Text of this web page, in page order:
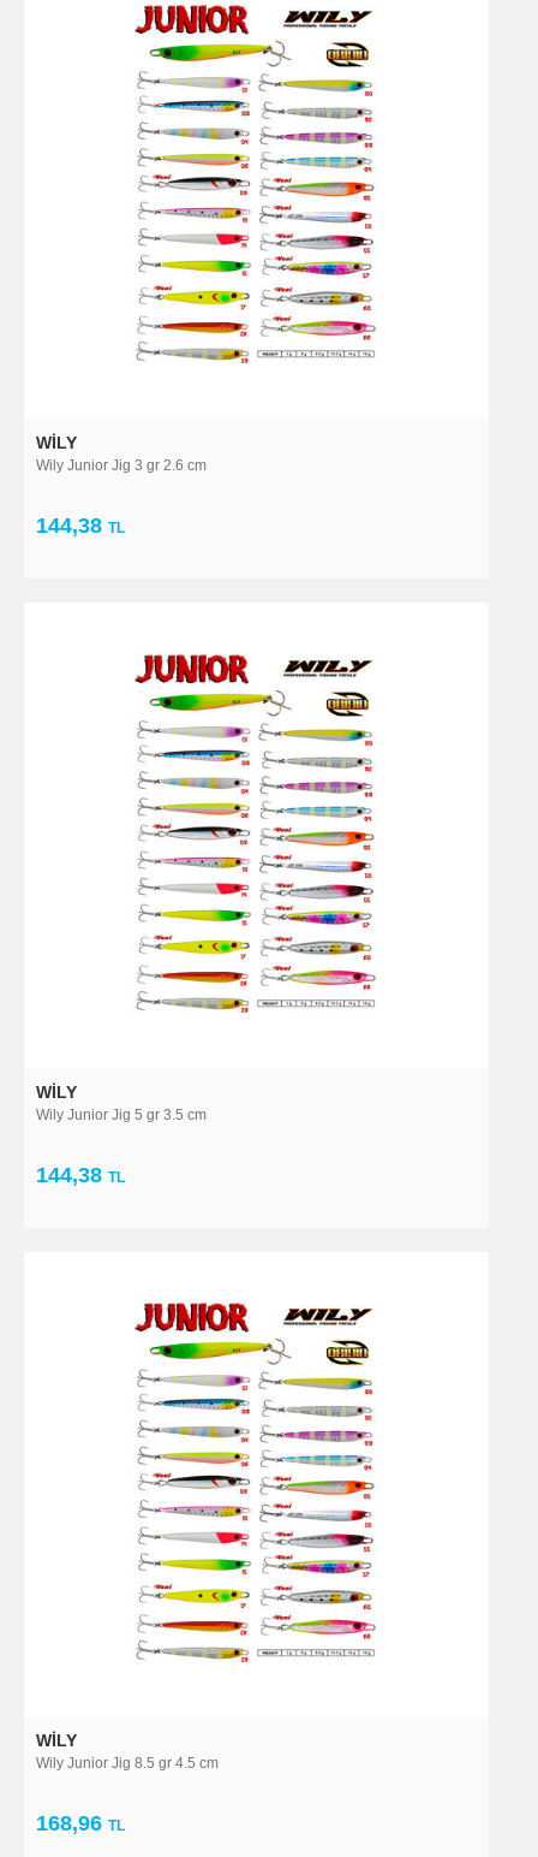
WILY
Wily Junior Jig 3 gr 2.6 cm
144,38 TL
WILY
Wily Junior Jig 5 gr 3.5 cm
144,38 TL
WILY
Wily Junior Jig 8.5 gr 4.5 cm
168,96 TL